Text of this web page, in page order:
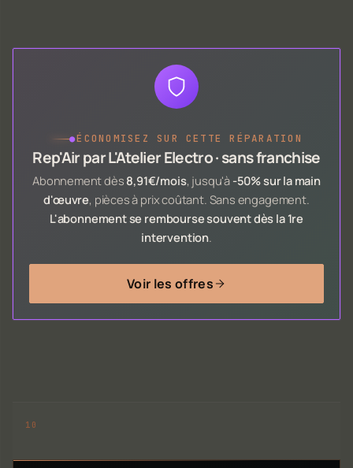
●ÉCONOMISEZ SUR CETTE RÉPARATION
Rep'Air par L'Atelier Electro · sans franchise
Abonnement dès 8,91€/mois, jusqu'à -50% sur la main
d'œuvre, pièces à prix coûtant. Sans engagement.
L'abonnement se rembourse souvent dès la 1re
intervention.
Voir les offres